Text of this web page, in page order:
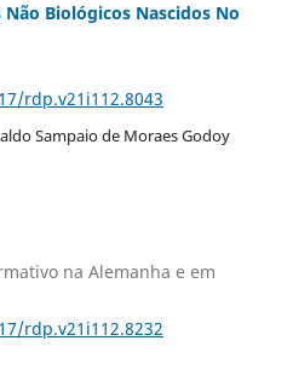
Biológicos Nascidos No
rdp.v21i112.8043
Sampaio de Moraes Godoy
na Alemanha e em
rdp.v21i112.8232